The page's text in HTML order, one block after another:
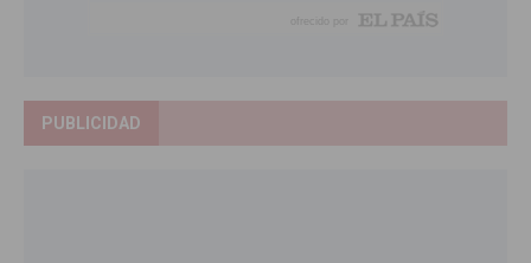
PUBLICIDAD